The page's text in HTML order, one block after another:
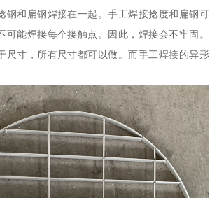
钢和扁钢焊接在一起。手工焊接捻度和扁钢可
可能焊接每个接触点。因此，焊接会不牢固。
尺寸，所有尺寸都可以做。而手工焊接的异形